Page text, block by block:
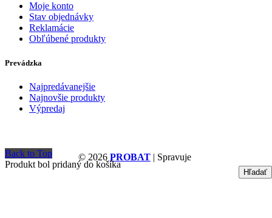
Moje konto
Stav objednávky
Reklamácie
Obľúbené produkty
Prevádzka
Najpredávanejšie
Najnovšie produkty
Výpredaj
© 2026 PROBAT | Spravuje
Back to Top
Produkt bol pridaný do košíka